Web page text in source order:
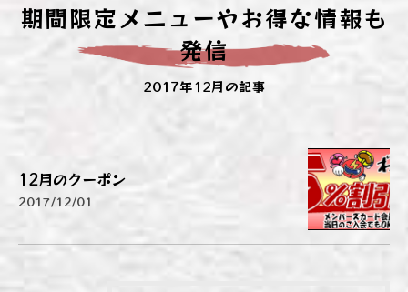
期間限定メニューやお得な情報も
発信
2017年12月の記事
12月のクーポン
2017/12/01